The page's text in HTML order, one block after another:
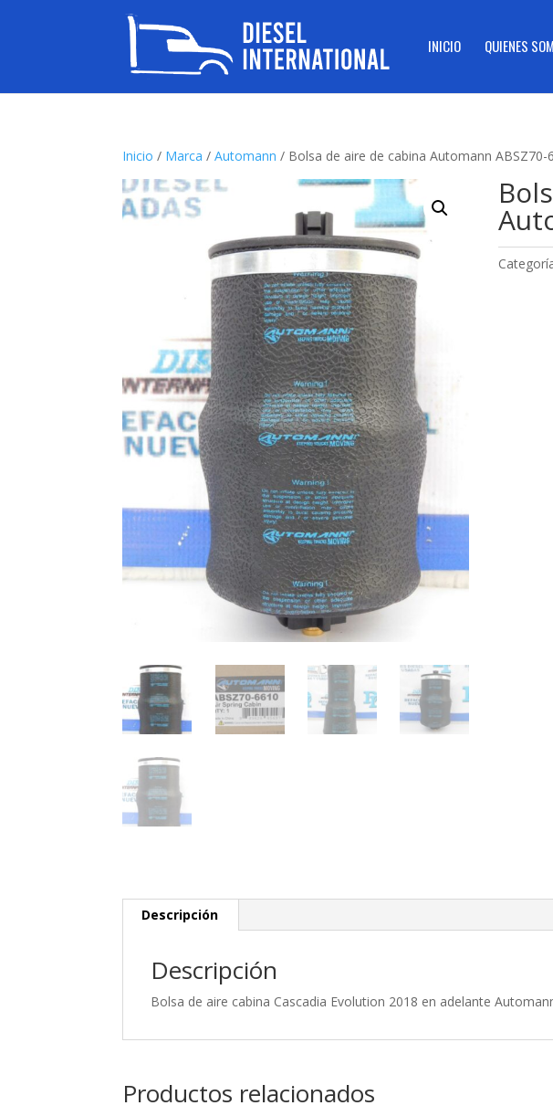
INICIO QUIENES
Inicio / Marca /Automann / Bolsa de aire de cabina Automann ABSZ70-
Descripción
Descripción
Bolsa de aire cabina Cascadia Evolution 2018 en adelante
Productos relacionados